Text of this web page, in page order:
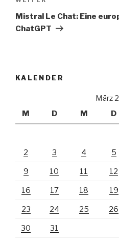
Beitrag
Mistral Le Chat: Eine
ChatGPT
KALENDER
März
M
D M D
2 3 4 5
9 10 11 12
16 17 18 19
23 24 25 26
30 31